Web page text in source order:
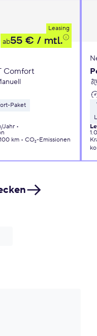
Leasing
ab55 € / mtl.
Comfort
Paket
Jahr
km
CO₂-Emissionen